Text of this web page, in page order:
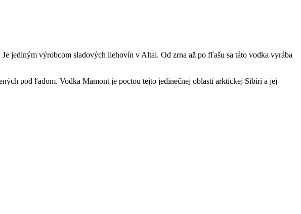
jediným výrobcom sladových liehovín v Altai. Od zrna až po fľašu sa táto vodka vyrába
pod ľadom. Vodka Mamont je poctou tejto jedinečnej oblasti arktickej Sibíri a jej